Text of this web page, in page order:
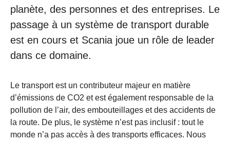
planète, des personnes et des entreprises. Le
passage à un système de transport durable
est en cours et Scania joue un rôle de leader
dans ce domaine.
Le transport est un contributeur majeur en matière
d’émissions de CO2 et est également responsable de la
pollution de l’air, des embouteillages et des accidents de
la route. De plus, le système n’est pas inclusif : tout le
monde n’a pas accès à des transports efficaces. Nous